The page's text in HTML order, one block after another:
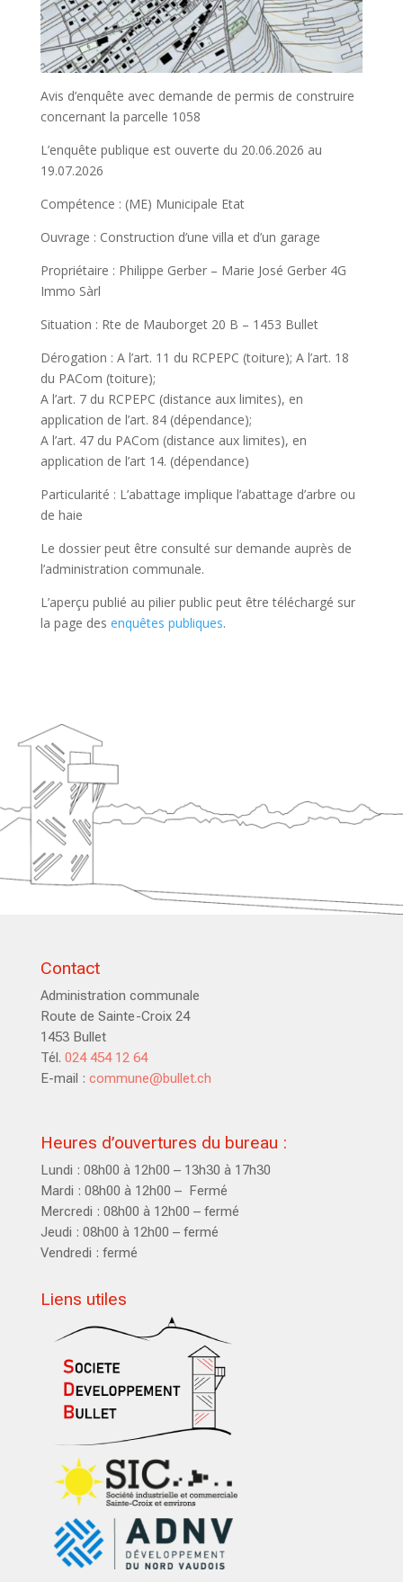
Avis d’enquête avec demande de permis de construire
concernant la parcelle 1058
L’enquête publique est ouverte du 20.06.2026 au
19.07.2026
Compétence : (ME) Municipale Etat
Ouvrage : Construction d’une villa et d’un garage
Propriétaire : Philippe Gerber – Marie José Gerber 4G
Immo Sàrl
Situation : Rte de Mauborget 20 B – 1453 Bullet
Dérogation : A l’art. 11 du RCPEPC (toiture); A l’art. 18
du PACom (toiture);
A l’art. 7 du RCPEPC (distance aux limites), en
application de l’art. 84 (dépendance);
A l’art. 47 du PACom (distance aux limites), en
application de l’art 14. (dépendance)
Particularité : L’abattage implique l’abattage d’arbre ou
de haie
Le dossier peut être consulté sur demande auprès de
l’administration communale.
L’aperçu publié au pilier public peut être téléchargé sur
la page des enquêtes publiques.
Contact
Administration communale
Route de Sainte-Croix 24
1453 Bullet
Tél. 024 454 12 64
E-mail : commune@bullet.ch
Heures d’ouvertures du bureau :
Lundi : 08h00 à 12h00 – 13h30 à 17h30
Mardi : 08h00 à 12h00 – Fermé
Mercredi : 08h00 à 12h00 – fermé
Jeudi : 08h00 à 12h00 – fermé
Vendredi : fermé
Liens utiles